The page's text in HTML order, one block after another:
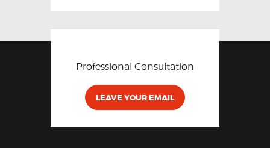
Professional Consultation
LEAVE YOUR EMAIL